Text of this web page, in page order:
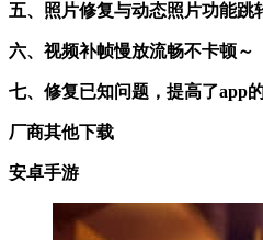
五、照片修复与动态照片功能跳
六、视频补帧慢放流畅不卡顿～
七、修复已知问题，提高了app
厂商其他下载
安卓手游